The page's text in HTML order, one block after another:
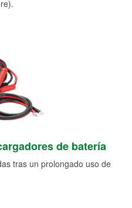
de batería
tras un prolongado uso de